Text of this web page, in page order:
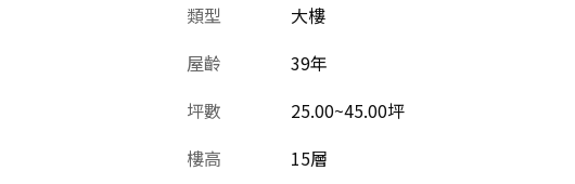
類型
大樓
屋齡
39年
坪數
25.00~45.00坪
樓高
15層